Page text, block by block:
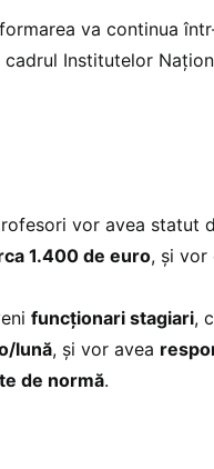
va continua
Institutelor
vor avea statut
1.400 de euro, și vor
funcționari stagiari,
lună, și vor avea
de normă.